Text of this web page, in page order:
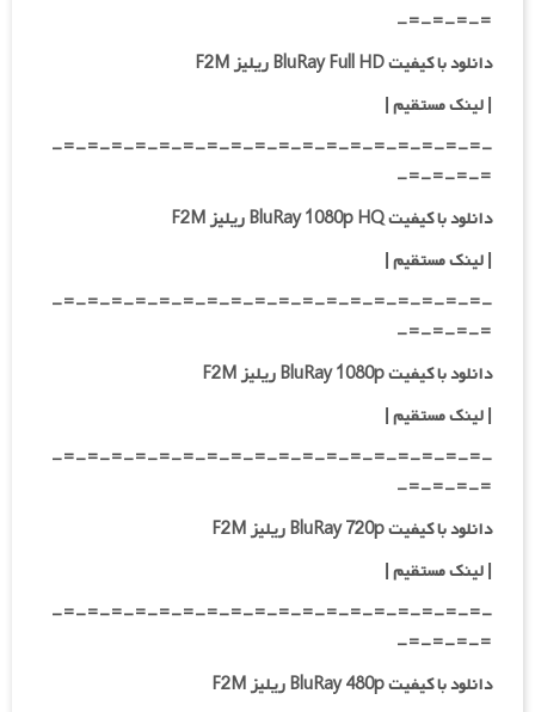
=-=-=-=-
دانلود با کیفیت BluRay Full HD ریلیز F2M
|لینک مستقیم|
-=-=-=-=-=-=-=-=-=-=-=-=-=-=-=-=-=-=-
=-=-=-=-
دانلود با کیفیت BluRay 1080p HQ ریلیز F2M
|لینک مستقیم|
-=-=-=-=-=-=-=-=-=-=-=-=-=-=-=-=-=-=-
=-=-=-=-
دانلود با کیفیت BluRay 1080p ریلیز F2M
|لینک مستقیم|
-=-=-=-=-=-=-=-=-=-=-=-=-=-=-=-=-=-=-
=-=-=-=-
دانلود با کیفیت BluRay 720p ریلیز F2M
| لینک مستقیم|
-=-=-=-=-=-=-=-=-=-=-=-=-=-=-=-=-=-=-
=-=-=-=-
دانلود با کیفیت BluRay 480p ریلیز F2M